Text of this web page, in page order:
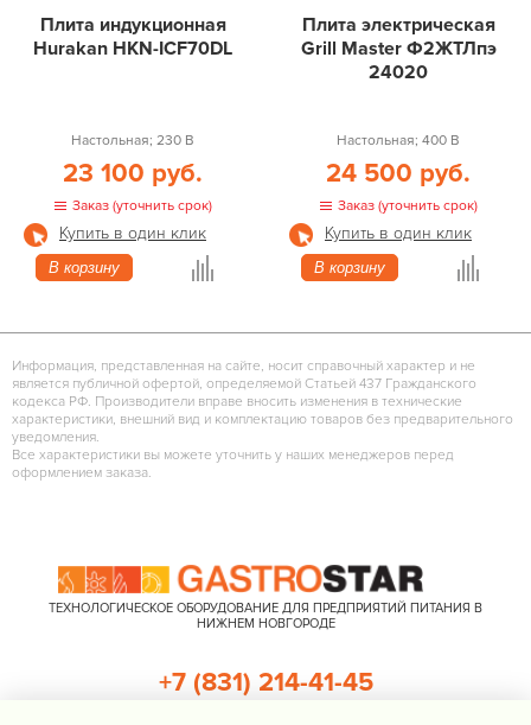
Плита индукционная
Hurakan HKN-ICF70DL
Настольная; 230 В
23 100 руб.
Заказ (уточнить срок)
Купить в один клик
В корзину
Плита электрическая
Grill Master Ф2ЖТЛпэ
24020
Настольная; 400 В
24 500 руб.
Заказ (уточнить срок)
Купить в один клик
В корзину
Информация, представленная на сайте, носит справочный характер и не
является публичной офертой, определяемой Статьей 437 Гражданского
кодекса РФ. Производители вправе вносить изменения в технические
характеристики, внешний вид и комплектацию товаров без предварительного
уведомления.
Все характеристики вы можете уточнить у наших менеджеров перед
оформлением заказа.
ТЕХНОЛОГИЧЕСКОЕ ОБОРУДОВАНИЕ ДЛЯ ПРЕДПРИЯТИЙ ПИТАНИЯ В
НИЖНЕМ НОВГОРОДЕ
+7 (831) 214-41-45